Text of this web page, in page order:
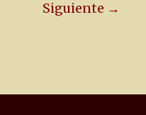
Siguiente →